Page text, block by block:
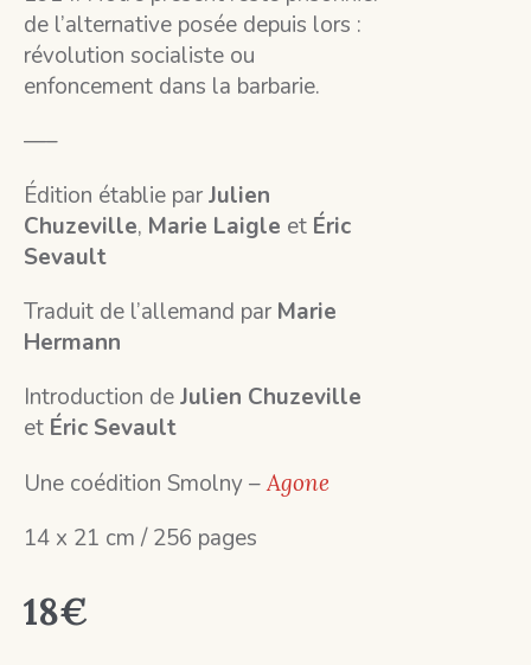
de l’alternative posée depuis lors :
révolution socialiste ou
enfoncement dans la barbarie.
—–
Édition établie parJulien
Chuzeville, Marie Laigle et Éric
Sevault
Traduit de l’allemand par Marie
Hermann
Introduction deJulien Chuzeville
et Éric Sevault
Une coédition Smolny –Agone
14 x 21 cm / 256 pages
18€